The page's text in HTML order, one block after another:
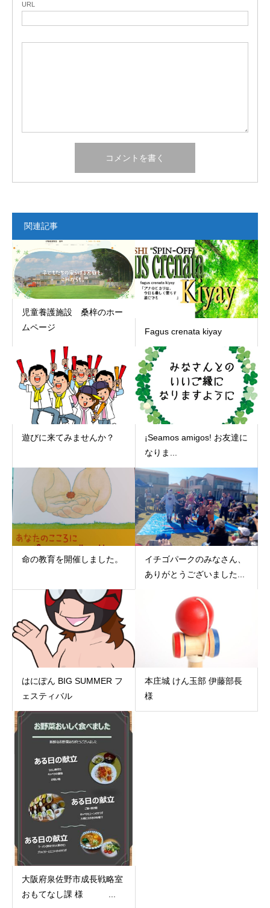
URL
関連記事
児童養護施設 桑梓のホー
ムページ
Fagus crenata kiyay
遊びに来てみませんか？
¡Seamos amigos! お友達に
なりま...
命の教育を開催しました。
イチゴパークのみなさん、
ありがとうございました...
はにぽん BIG SUMMER フ
ェスティバル
本庄城 けん玉部 伊藤部長
様
大阪府泉佐野市成長戦略室
おもてなし課 様 ...